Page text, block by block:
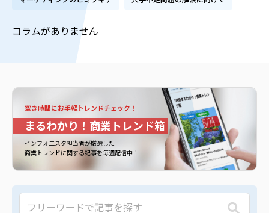
コラムがありません
空き時間にお手軽トレンドチェック！
まるわかり！商業トレンド箱
インフォ二スタ担当者が厳選した
商業トレンドに関する記事を毎週配信中！